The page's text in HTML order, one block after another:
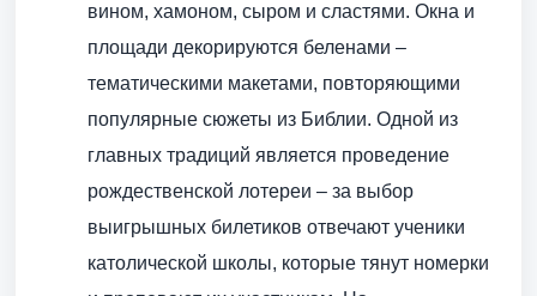
вином, хамоном, сыром и сластями. Окна и
площади декорируются беленами –
тематическими макетами, повторяющими
популярные сюжеты из Библии. Одной из
главных традиций является проведение
рождественской лотереи – за выбор
выигрышных билетиков отвечают ученики
католической школы, которые тянут номерки